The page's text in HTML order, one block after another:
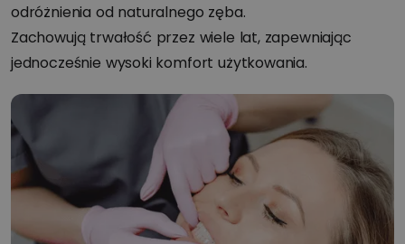
odróżnienia od naturalnego zęba.
Zachowują trwałość przez wiele lat, zapewniając
jednocześnie wysoki komfort użytkowania.